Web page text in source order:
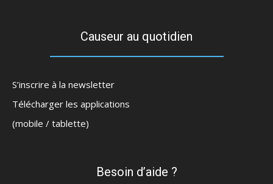
Causeur au quotidien
S’inscrire à la newsletter
Télécharger les applications
(mobile / tablette)
Besoin d’aide ?